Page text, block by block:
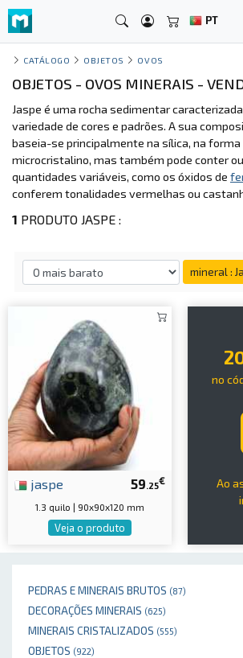
PT
PEDRAS E MINERAIS BRUTOS (87)
DECORAÇÕES MINERAIS (625)
MINERAIS CRISTALIZADOS (555)
OBJETOS (922)
CATÁLOGO OBJETOS OVOS
OBJETOS - OVOS MINERAIS -
Jaspe é uma rocha sedimentar
variedade de cores e padrões. A sua
baseia-se principalmente na sílica, na forma
microcristalino, mas também pode conter
quantidades variáveis, como os óxidos de
conferem tonalidades vermelhas ou
1 PRODUTO JASPE :
mineral :
59.25€
jaspe
1.3 quilo | 90x90x120 mm
Veja o produto
no
Ao